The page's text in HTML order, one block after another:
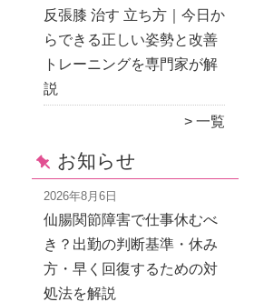
反張膝 治す 立ち方｜今日か
らできる正しい姿勢と改善
トレーニングを専門家が解
説
一覧
お知らせ
2026年8月6日
仙腸関節障害で仕事休むべ
き？出勤の判断基準・休み
方・早く回復するための対
処法を解説